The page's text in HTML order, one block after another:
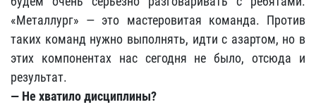
«Металлург» — это мастеровитая команда. Против
таких команд нужно выполнять, идти с азартом, но в
этих компонентах нас сегодня не было, отсюда и
результат.
— Не хватило дисциплины?